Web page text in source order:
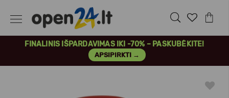
FINALINIS IŠPARDAVIMAS IKI -70% – PASKUBĖKITE!
APSIPIRKTI →